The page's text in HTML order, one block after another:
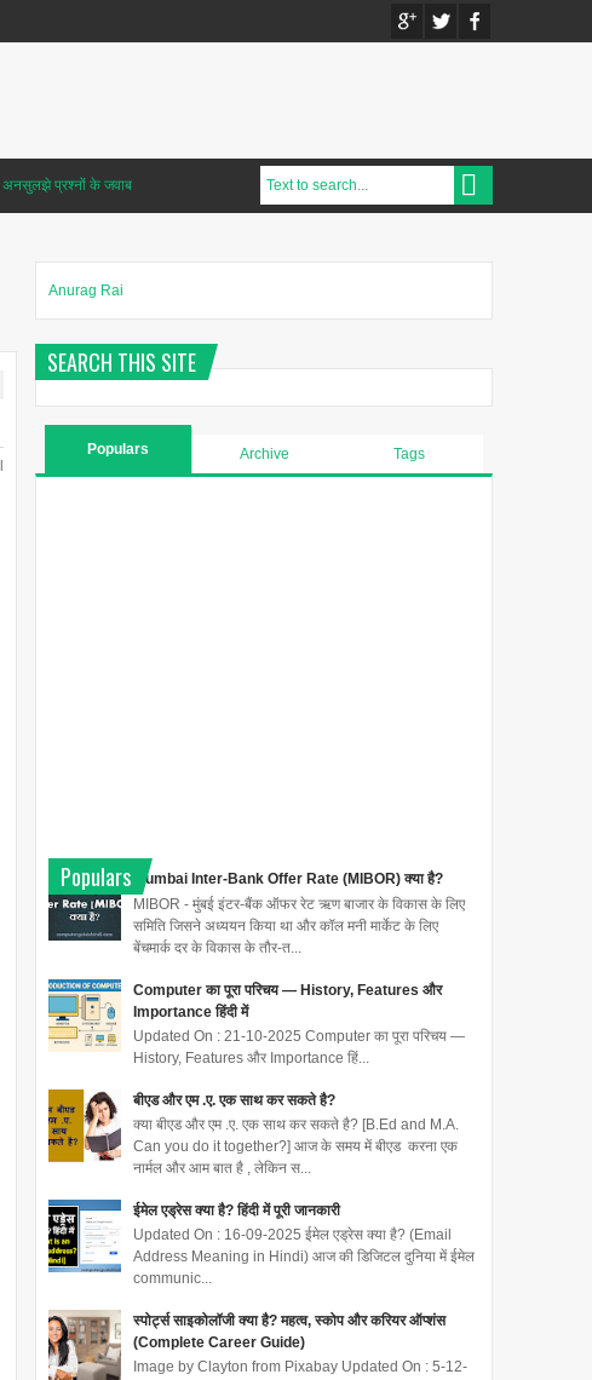
अनसुलझे प्रश्नों के जवाब
Anurag Rai
SEARCH THIS SITE
Populars Archive Tags
Populars
Mumbai Inter-Bank Offer Rate (MIBOR) क्या है?
MIBOR - मुंबई इंटर-बैंक ऑफर रेट ऋण बाजार के विकास के लिए
समिति जिसने अध्ययन किया था और कॉल मनी मार्केट के लिए
बेंचमार्क दर के विकास के तौर-त...
Computer का पूरा परिचय — History, Features और
Importance हिंदी में
Updated On : 21-10-2025 Computer का पूरा परिचय —
History, Features और Importance हिं...
बीएड और एम .ए. एक साथ कर सकते है?
क्या बीएड और एम .ए. एक साथ कर सकते है? [B.Ed and M.A.
Can you do it together?] आज के समय में बीएड करना एक
नार्मल और आम बात है , लेकिन स...
ईमेल एड्रेस क्या है? हिंदी में पूरी जानकारी
Updated On : 16-09-2025 ईमेल एड्रेस क्या है? (Email
Address Meaning in Hindi) आज की डिजिटल दुनिया में ईमेल
communic...
स्पोर्ट्स साइकोलॉजी क्या है? महत्व, स्कोप और करियर ऑप्शंस
(Complete Career Guide)
Image by Clayton from Pixabay Updated On : 5-12-